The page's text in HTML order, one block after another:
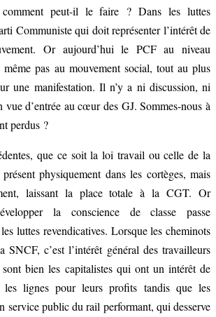
comment peut-il le faire ? Dans les luttes
Communiste qui doit représenter l’intérêt de
Or aujourd’hui le PCF au niveau
pas au mouvement social, tout au plus
une manifestation. Il n’y a ni discussion, ni
vue d’entrée au cœur des GJ. Sommes-nous à
perdus ?
que ce soit la loi travail ou celle de la
physiquement dans les cortèges, mais
laissant la place totale à la CGT. Or
la conscience de classe passe
luttes revendicatives. Lorsque les cheminots
SNCF, c’est l’intérêt général des travailleurs
sont bien les capitalistes qui ont un intérêt de
les lignes pour leurs profits tandis que les
service public du rail performant, qui desserve